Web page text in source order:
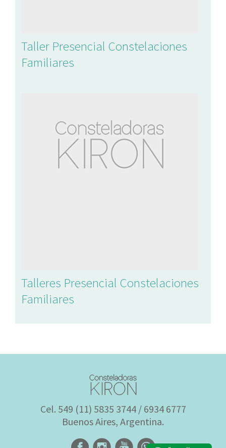
Taller Presencial Constelaciones
Familiares
Talleres Presencial Constelaciones
Familiares
Cel. 549 (11) 5835 3744 / 6934 6777
Buenos Aires, Argentina.